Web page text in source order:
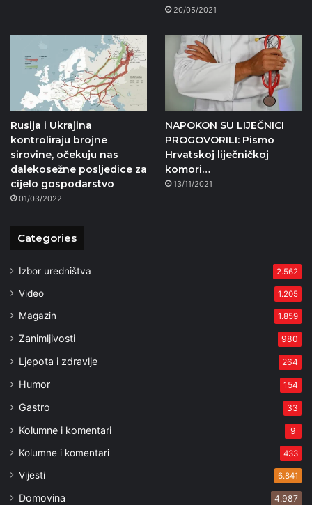
20/05/2021
Rusija i Ukrajina
kontroliraju brojne
sirovine, očekuju nas
dalekosežne posljedice za
cijelo gospodarstvo
01/03/2022
NAPOKON SU LIJEČNICI
PROGOVORILI: Pismo
Hrvatskoj liječničkoj
komori…
13/11/2021
Categories
Izbor uredništva 2.562
Video 1.205
Magazin 1.859
Zanimljivosti 980
Ljepota i zdravlje 264
Humor 154
Gastro 33
Kolumne i komentari 9
Kolumne i komentari 433
Vijesti 6.841
Domovina 4.987